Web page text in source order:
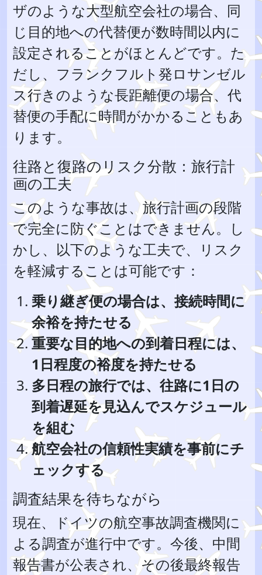
ザのような大型航空会社の場合、同
じ目的地への代替便が数時間以内に
設定されることがほとんどです。た
だし、フランクフルト発ロサンゼル
ス行きのような長距離便の場合、代
替便の手配に時間がかかることもあ
ります。
往路と復路のリスク分散：旅行計
画の工夫
このような事故は、旅行計画の段階
で完全に防ぐことはできません。し
かし、以下のような工夫で、リスク
を軽減することは可能です：
乗り継ぎ便の場合は、接続時間に
余裕を持たせる
重要な目的地への到着日程には、
1日程度の裕度を持たせる
多日程の旅行では、往路に1日の
到着遅延を見込んでスケジュール
を組む
航空会社の信頼性実績を事前にチ
ェックする
調査結果を待ちながら
現在、ドイツの航空事故調査機関に
よる調査が進行中です。今後、中間
報告書が公表され、その後最終報告